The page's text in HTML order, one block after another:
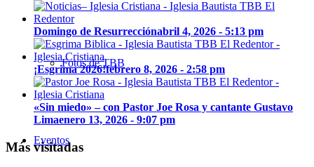
Fotos de TBB
Eventos
Domingo de Resurrecciónabril 4, 2026 - 5:13 pm
¡Esgrima 2026!febrero 8, 2026 - 2:58 pm
«Sin miedo» – con Pastor Joe Rosa y cantante Gustavo
Limaenero 13, 2026 - 9:07 pm
Más visitadas